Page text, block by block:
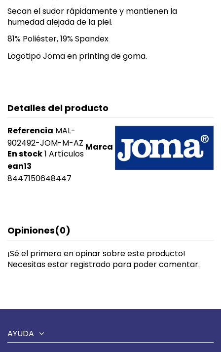
Secan el sudor rápidamente y mantienen la
humedad alejada de la piel.
81% Poliéster, 19% Spandex
Logotipo Joma en printing de goma.
Detalles del producto
Marca
Referencia MAL-
902492-JOM-M-AZ
En stock1 Artículos
ean13
8447150648447
Opiniones(0)
¡Sé el primero en opinar sobre este producto!
Necesitas estar registrado para poder comentar.
AYUDA